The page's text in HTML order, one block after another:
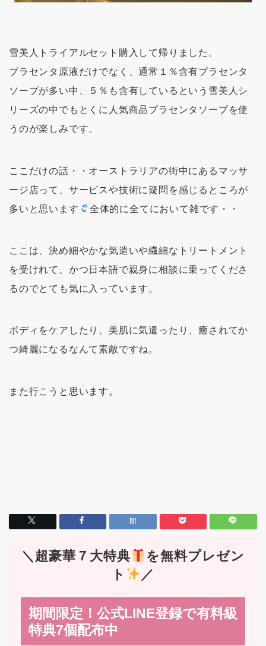
雪美人トライアルセット購入して帰りました。
プラセンタ原液だけでなく、通常１％含有プラセンタ
ソープが多い中、５％も含有しているという雪美人シ
リーズの中でもとくに人気商品プラセンタソープを使
うのが楽しみです。
ここだけの話・・オーストラリアの街中にあるマッサ
ージ店って、サービスや技術に疑問を感じるところが
多いと思います
全体的に全てにおいて雑です・・
ここは、決め細やかな気遣いや繊細なトリートメント
を受けれて、かつ日本語で親身に相談に乗ってくださ
るのでとても気に入っています。
ボディをケアしたり、美肌に気遣ったり、癒されてか
つ綺麗になるなんて素敵ですね。
また行こうと思います。
＼超豪華７大特典
を無料プレゼン
ト
／
期間限定！公式LINE登録で有料級
特典7個配布中